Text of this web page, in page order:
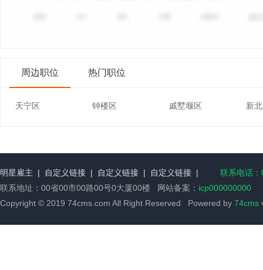
周边职位 热门职位
天宁区 钟楼区 戚墅堰区 新
明星雇主 | 自定义链接 | 自定义链接 | 自定义链接 |
联系电话
联系地址：00省00市00路00号0大厦00楼 网站备案： icp000000000
Copyright © 2019 74cms.com All Right Reserved Powered by 74cms